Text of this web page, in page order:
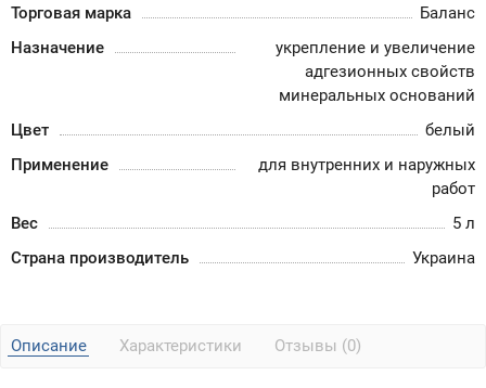
Торговая марка
Баланс
Назначение
укрепление и увеличение
адгезионных свойств
минеральных оснований
Цвет
белый
Применение
для внутренних и наружных
работ
Вес
5 л
Страна производитель
Украина
Описание Характеристики Отзывы (0)